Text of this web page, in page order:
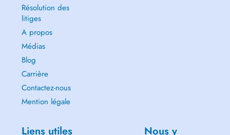
Résolution des
litiges
A propos
Médias
Blog
Carrière
Contactez-nous
Mention légale
Liens utiles
Nous y